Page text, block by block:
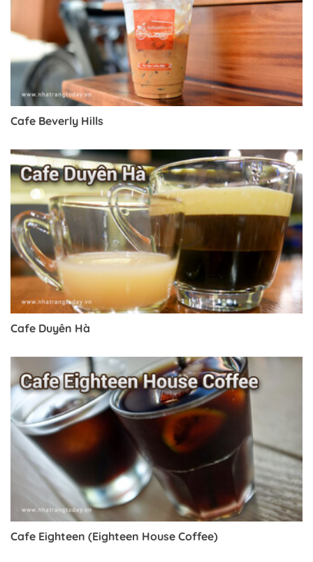
Cafe Beverly Hills
Cafe Duyên Hà
Cafe Eighteen (Eighteen House Coffee)